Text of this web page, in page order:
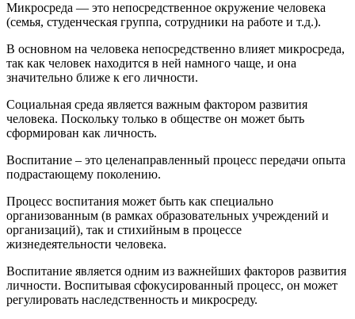
Микросреда — это непосредственное окружение человека
(семья, студенческая группа, сотрудники на работе и т.д.).
В основном на человека непосредственно влияет микросреда,
так как человек находится в ней намного чаще, и она
значительно ближе к его личности.
Социальная среда является важным фактором развития
человека. Поскольку только в обществе он может быть
сформирован как личность.
Воспитание – это целенаправленный процесс передачи опыта
подрастающему поколению.
Процесс воспитания может быть как специально
организованным (в рамках образовательных учреждений и
организаций), так и стихийным в процессе
жизнедеятельности человека.
Воспитание является одним из важнейших факторов развития
личности. Воспитывая сфокусированный процесс, он может
регулировать наследственность и микросреду.